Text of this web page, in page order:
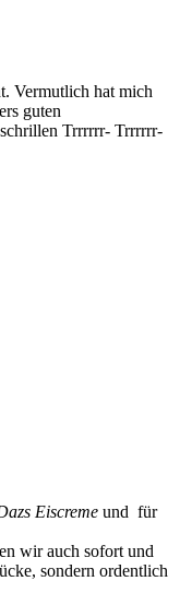
Vermutlich hat mich
guten
Trrrrrr- Trrrrrr-
Eiscreme und für
wir auch sofort und
sondern ordentlich